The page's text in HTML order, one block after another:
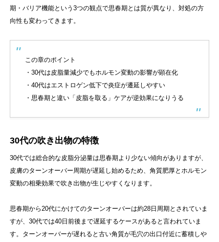
期・バリア機能という3つの観点で思春期とは質が異なり、対処の方
向性も変わってきます。
この章のポイント
・30代は皮脂量減少でもホルモン変動の影響が顕在化
・40代はエストロゲン低下で炎症が遷延しやすい
・思春期と違い「皮脂を取る」ケアが逆効果になりうる
30代の吹き出物の特徴
30代では総合的な皮脂分泌量は思春期より少ない傾向がありますが、
皮膚のターンオーバー周期が遅延し始めるため、角質肥厚とホルモン
変動の相乗効果で吹き出物が生じやすくなります。
思春期から20代にかけてのターンオーバーは約28日周期とされていま
すが、30代では40日前後まで遅延するケースがあると言われていま
す。ターンオーバーが遅れると古い角質が毛穴の出口付近に蓄積しや